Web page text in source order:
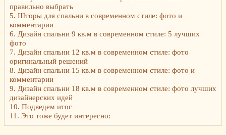
правильно выбрать
5. Шторы для спальни в современном стиле: фото и
комментарии
6. Дизайн спальни 9 кв.м в современном стиле: 5 лучших
фото
7. Дизайн спальни 12 кв.м в современном стиле: фото
оригинальный решений
8. Дизайн спальни 15 кв.м в современном стиле: фото и
комментарии
9. Дизайн спальни 18 кв.м в современном стиле: фото лучших
дизайнерских идей
10. Подведем итог
11. Это тоже будет интересно: